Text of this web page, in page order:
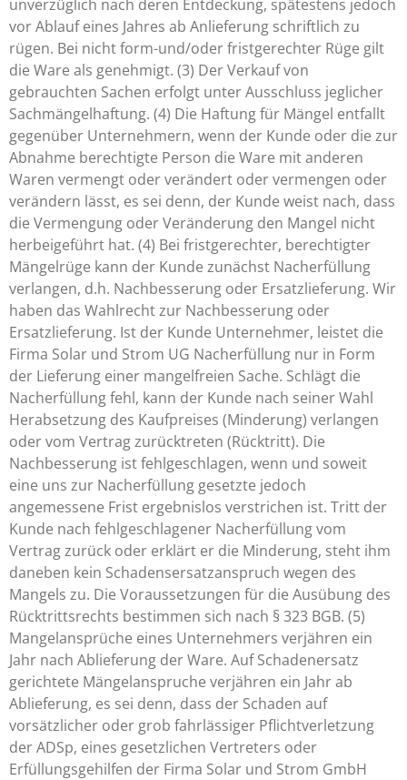
unverzüglich nach deren Entdeckung, spätestens jedoch
vor Ablauf eines Jahres ab Anlieferung schriftlich zu
rügen. Bei nicht form-und/oder fristgerechter Rüge gilt
die Ware als genehmigt. (3) Der Verkauf von
gebrauchten Sachen erfolgt unter Ausschluss jeglicher
Sachmängelhaftung. (4) Die Haftung für Mängel entfallt
gegenüber Unternehmern, wenn der Kunde oder die zur
Abnahme berechtigte Person die Ware mit anderen
Waren vermengt oder verändert oder vermengen oder
verändern lässt, es sei denn, der Kunde weist nach, dass
die Vermengung oder Veränderung den Mangel nicht
herbeigeführt hat. (4) Bei fristgerechter, berechtigter
Mängelrüge kann der Kunde zunächst Nacherfüllung
verlangen, d.h. Nachbesserung oder Ersatzlieferung. Wir
haben das Wahlrecht zur Nachbesserung oder
Ersatzlieferung. Ist der Kunde Unternehmer, leistet die
Firma Solar und Strom UG Nacherfüllung nur in Form
der Lieferung einer mangelfreien Sache. Schlägt die
Nacherfüllung fehl, kann der Kunde nach seiner Wahl
Herabsetzung des Kaufpreises (Minderung) verlangen
oder vom Vertrag zurücktreten (Rücktritt). Die
Nachbesserung ist fehlgeschlagen, wenn und soweit
eine uns zur Nacherfüllung gesetzte jedoch
angemessene Frist ergebnislos verstrichen ist. Tritt der
Kunde nach fehlgeschlagener Nacherfüllung vom
Vertrag zurück oder erklärt er die Minderung, steht ihm
daneben kein Schadensersatzanspruch wegen des
Mangels zu. Die Voraussetzungen für die Ausübung des
Rücktrittsrechts bestimmen sich nach § 323 BGB. (5)
Mangelansprüche eines Unternehmers verjähren ein
Jahr nach Ablieferung der Ware. Auf Schadenersatz
gerichtete Mängelanspruche verjähren ein Jahr ab
Ablieferung, es sei denn, dass der Schaden auf
vorsätzlicher oder grob fahrlässiger Pflichtverletzung
der ADSp, eines gesetzlichen Vertreters oder
Erfüllungsgehilfen der Firma Solar und Strom GmbH